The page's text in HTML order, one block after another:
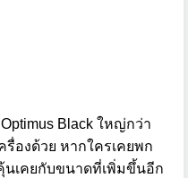
Black ใหญ่กว่า
รื่องด้วย หากใครเคยพก
นเคยกับขนาดที่เพิ่มขึ้นอีก